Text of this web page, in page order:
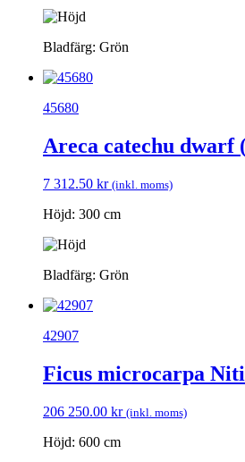
Bladfärg: Grön
45680
Areca catechu dwarf
7 312.50 kr (inkl. moms)
Höjd: 300 cm
Bladfärg: Grön
42907
Ficus microcarpa
206 250.00 kr (inkl. moms)
Höjd: 600 cm